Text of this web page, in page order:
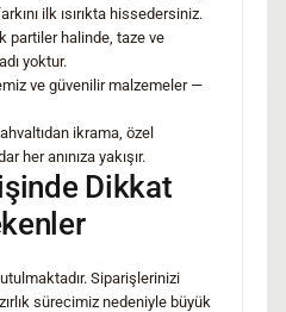
ilk ısırıkta hissedersiniz.
partiler halinde, taze ve
yoktur.
ve güvenilir malzemeler —
ikrama, özel
her anınıza yakışır.
Dikkat
Siparişlerinizi
sürecimiz nedeniyle büyük